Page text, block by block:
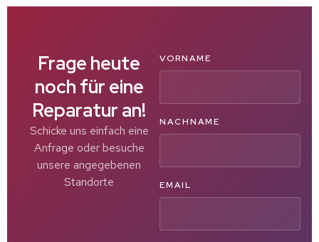
Frage heute
noch für eine
Reparatur an!
Schicke uns einfach eine
Anfrage oder besuche
unsere angegebenen
Standorte
VORNAME
NACHNAME
EMAIL